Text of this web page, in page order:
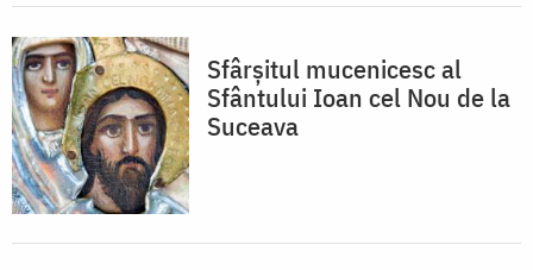
Sfârșitul mucenicesc al
Sfântului Ioan cel Nou de la
Suceava